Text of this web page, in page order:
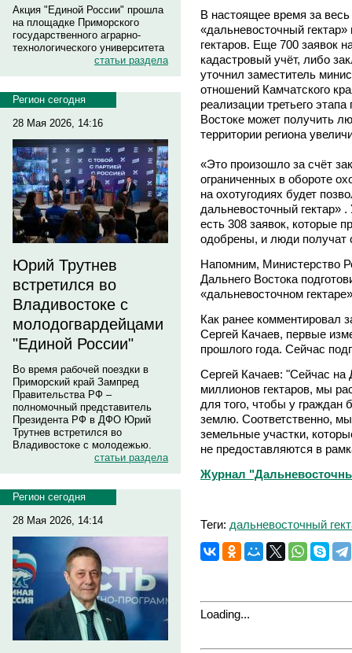
Акция "Единой России" прошла
на площадке Приморского
государственного аграрно-
технологического университета
статьи раздела
Регион сегодня
28 Мая 2026, 14:16
Юрий Трутнев
встретился во
Владивостоке с
молодогвардейцами
"Единой России"
Во время рабочей поездки в
Приморский край Зампред
Правительства РФ –
полномочный представитель
Президента РФ в ДФО Юрий
Трутнев встретился во
Владивостоке с молодежью.
статьи раздела
Регион сегодня
28 Мая 2026, 14:14
В настоящее время за
«дальневосточный
гектаров. Еще 700 заявок
кадастровый учёт, либо
уточнил заместитель
отношений Камчатского
реализации третьего
Востоке может получить
территории региона
«Это произошло за счёт
ограниченных в обороте
на охотугодиях будет
дальневосточный гектар»
есть 308 заявок, которые
одобрены, и люди получат
Напомним, Министерство
Дальнего Востока
«дальневосточном
Как ранее комментировал
Сергей Качаев, первые
прошлого года. Сейчас
Сергей Качаев: "Сейчас на
миллионов гектаров, мы
для того, чтобы у
землю. Соответственно,
земельные участки,
не предоставляются в
Журнал
Теги: дальневосточный
Loading...